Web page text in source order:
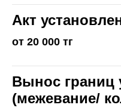
Акт
от 20 000 тг
Вынос границ
(межевание/